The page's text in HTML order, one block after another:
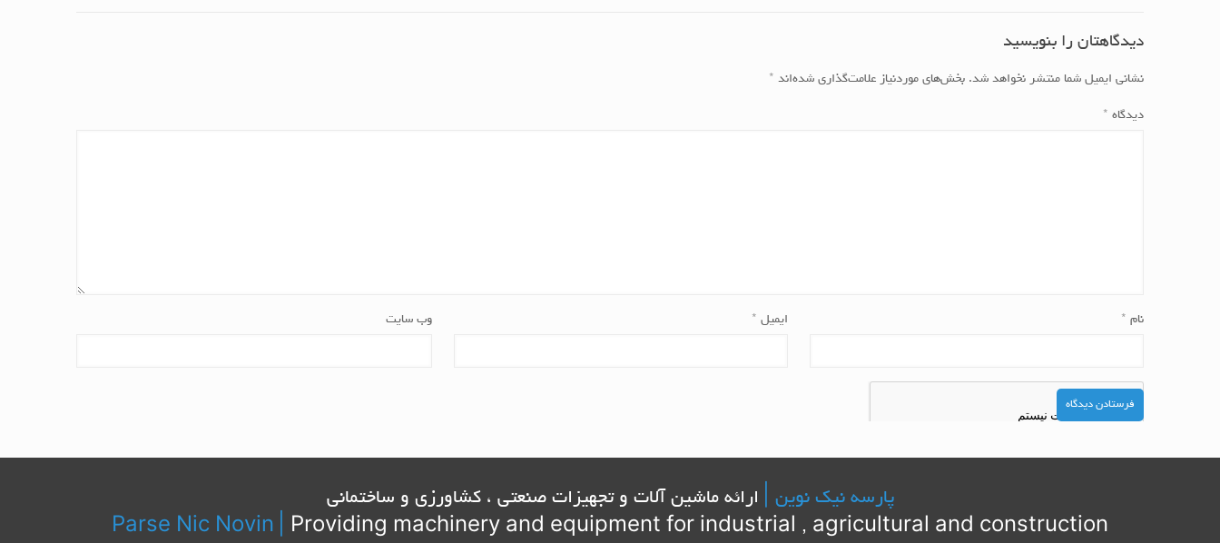
دیدگاهتان را بنویسید
نشانی ایمیل شما منتشر نخواهد شد. بخش‌های موردنیاز علامت‌گذاری شده‌اند *
دیدگاه *
نام * ایمیل * وب‌ سایت
پارسه نیک نوین |
ارائه ماشین آلات و تجهیزات صنعتی ، کشاورزی و ساختمانی
Parse Nic Novin
Providing machinery and equipment for industrial , agricultural and construction